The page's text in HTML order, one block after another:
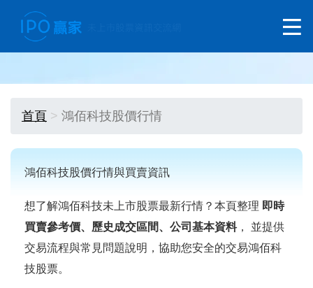
首頁 鴻佰科技股價行情
鴻佰科技股價行情與買賣資訊
想了解鴻佰科技未上市股票最新行情？本頁整理 即時
買賣參考價、歷史成交區間、公司基本資料， 並提供
交易流程與常見問題說明，協助您安全的交易鴻佰科
技股票。